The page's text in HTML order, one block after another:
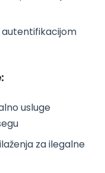
usluge
za ilegalne